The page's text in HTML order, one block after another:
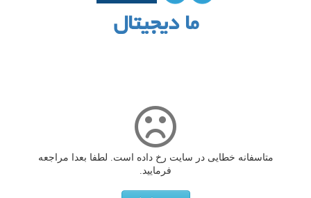
ما دیجیتال
متاسفانه خطایی در سایت رخ داده است. لطفا بعدا مراجعه
فرمایید.